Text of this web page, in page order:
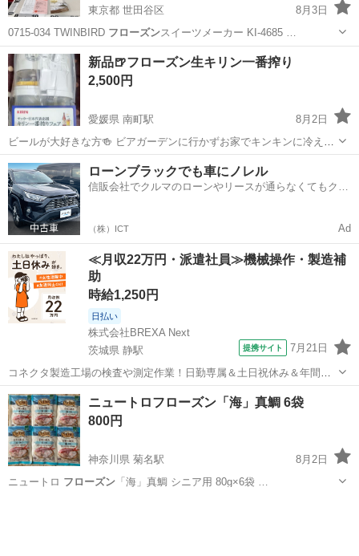
東京都 世田谷区
8月3日
0715-034 TWINBIRD フローズンスイーツメーカー KI-4685 …
東京 世田谷区 キッチン家電 TWINBIRD
新品🍺フローズン生キリン一番搾り
2,500円
愛媛県 南町駅
8月2日
ビールが大好きな方🍻 ビアガーデンに行かずお家でキンキンに冷えた
ビールを楽しみませんか？🍺
愛媛 松山市 南町駅 その他 キリン一番搾り
ローンブラックでも車にノレル
信販会社でクルマのローンやリースが通らなくてもクル
（株）ICT Ad
≪月収22万円・派遣社員≫機械操作・製造補
助
時給1,250円
日払い
株式会社BREXA Next
茨城県 静駅
提携サイト 7月21日
コネクタ製造工場の検査や測定作業！日勤専属＆土日祝休み＆年間休
日128日★クリーンルーム内作業★マイカー通勤OK＆無料駐車場あり
★就業先食堂利用可！日払い制度あり！《茨城県常陸大宮市》 人気の
工場のお仕事 ◇コネクタ製造工...
茨城 常陸大宮市 静駅 その他
ニュートロフローズン「海」真鯛 6袋
800円
神奈川県 菊名駅
8月2日
ニュートロ フローズン「海」真鯛 シニア用 80g×6袋 …